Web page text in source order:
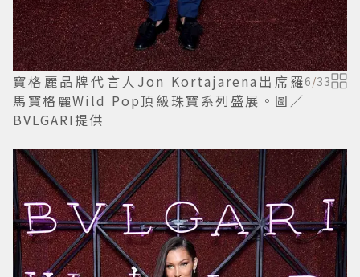
寶格麗品牌代言人Jon Kortajarena出席羅
馬寶格麗Wild Pop頂級珠寶系列盛展。圖／
BVLGARI提供
6/33